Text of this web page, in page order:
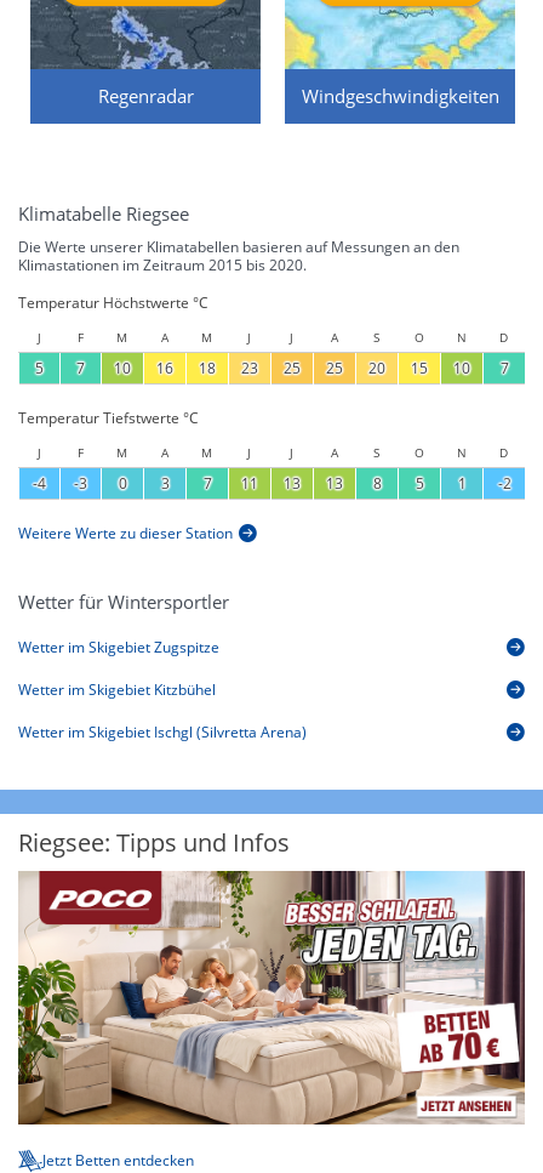
Regenradar Windgeschwindigkeiten
Klimatabelle Riegsee
Die Werte unserer Klimatabellen basieren auf Messungen an den
Klimastationen im Zeitraum 2015 bis 2020.
Temperatur Höchstwerte °C
J F M A M J J A S O N D
5 7 10 16 18 23 25 25 20 15 10 7
Temperatur Tiefstwerte °C
J F M A M J J A S O N D
-4 -3 0 3 7 11 13 13 8 5 1 -2
Weitere Werte zu dieser Station
Wetter für Wintersportler
Wetter im Skigebiet Zugspitze
Wetter im Skigebiet Kitzbühel
Wetter im Skigebiet Ischgl (Silvretta Arena)
Riegsee: Tipps und Infos
Jetzt Betten entdecken